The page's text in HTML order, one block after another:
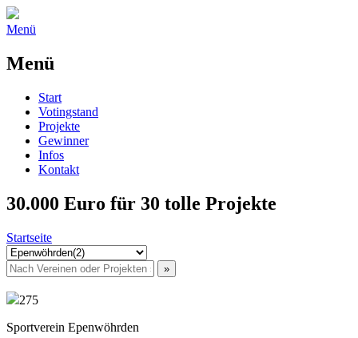
Menü
Menü
Start
Votingstand
Projekte
Gewinner
Infos
Kontakt
30.000 Euro für 30 tolle Projekte
Startseite
275
Sportverein Epenwöhrden